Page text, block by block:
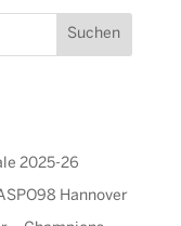
2025-26
Hannover